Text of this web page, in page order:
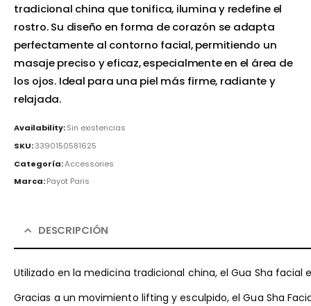
tradicional china que tonifica, ilumina y redefine el
rostro. Su diseño en forma de corazón se adapta
perfectamente al contorno facial, permitiendo un
masaje preciso y eficaz, especialmente en el área de
los ojos. Ideal para una piel más firme, radiante y
relajada.
Availability:Sin existencias
SKU:3390150581625
Categoría:Accessories
Marca:Payot Paris
DESCRIPCIÓN
Utilizado en la medicina tradicional china, el Gua Sha
Gracias a un movimiento lifting y esculpido, el Gua Sha